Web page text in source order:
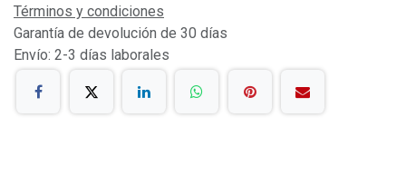
Términos y condiciones
Garantía de devolución de 30 días
Envío: 2-3 días laborales